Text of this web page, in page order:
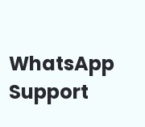
WhatsApp
Support